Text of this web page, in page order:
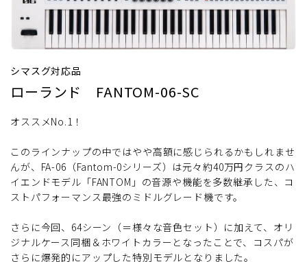
シマスグ対応品
ローランド FANTOM-06-SC
オススメNo.1！
このラインナップの中ではやや高額に感じられるかもしれませ
んが、FA-06（Fantom-0シリーズ）は元々約40万円クラスのハ
イエンドモデル「FANTOM」の音源や機能を多数継承した、コ
ストパフォーマンス最強のミドルグレード機です。
さらに今回、64シーン（＝様々な音色セット）に加えて、オリ
ジナルケース同梱＆ホワイトカラーとなったことで、コスパが
さらに爆発的にアップした特別モデルとなりました。